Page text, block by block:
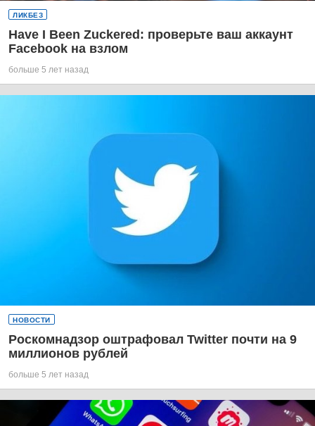
ЛИКБЕЗ
Have I Been Zuckered: проверьте ваш аккаунт
Facebook на взлом
больше 5 лет назад
НОВОСТИ
Роскомнадзор оштрафовал Twitter почти на 9
миллионов рублей
больше 5 лет назад